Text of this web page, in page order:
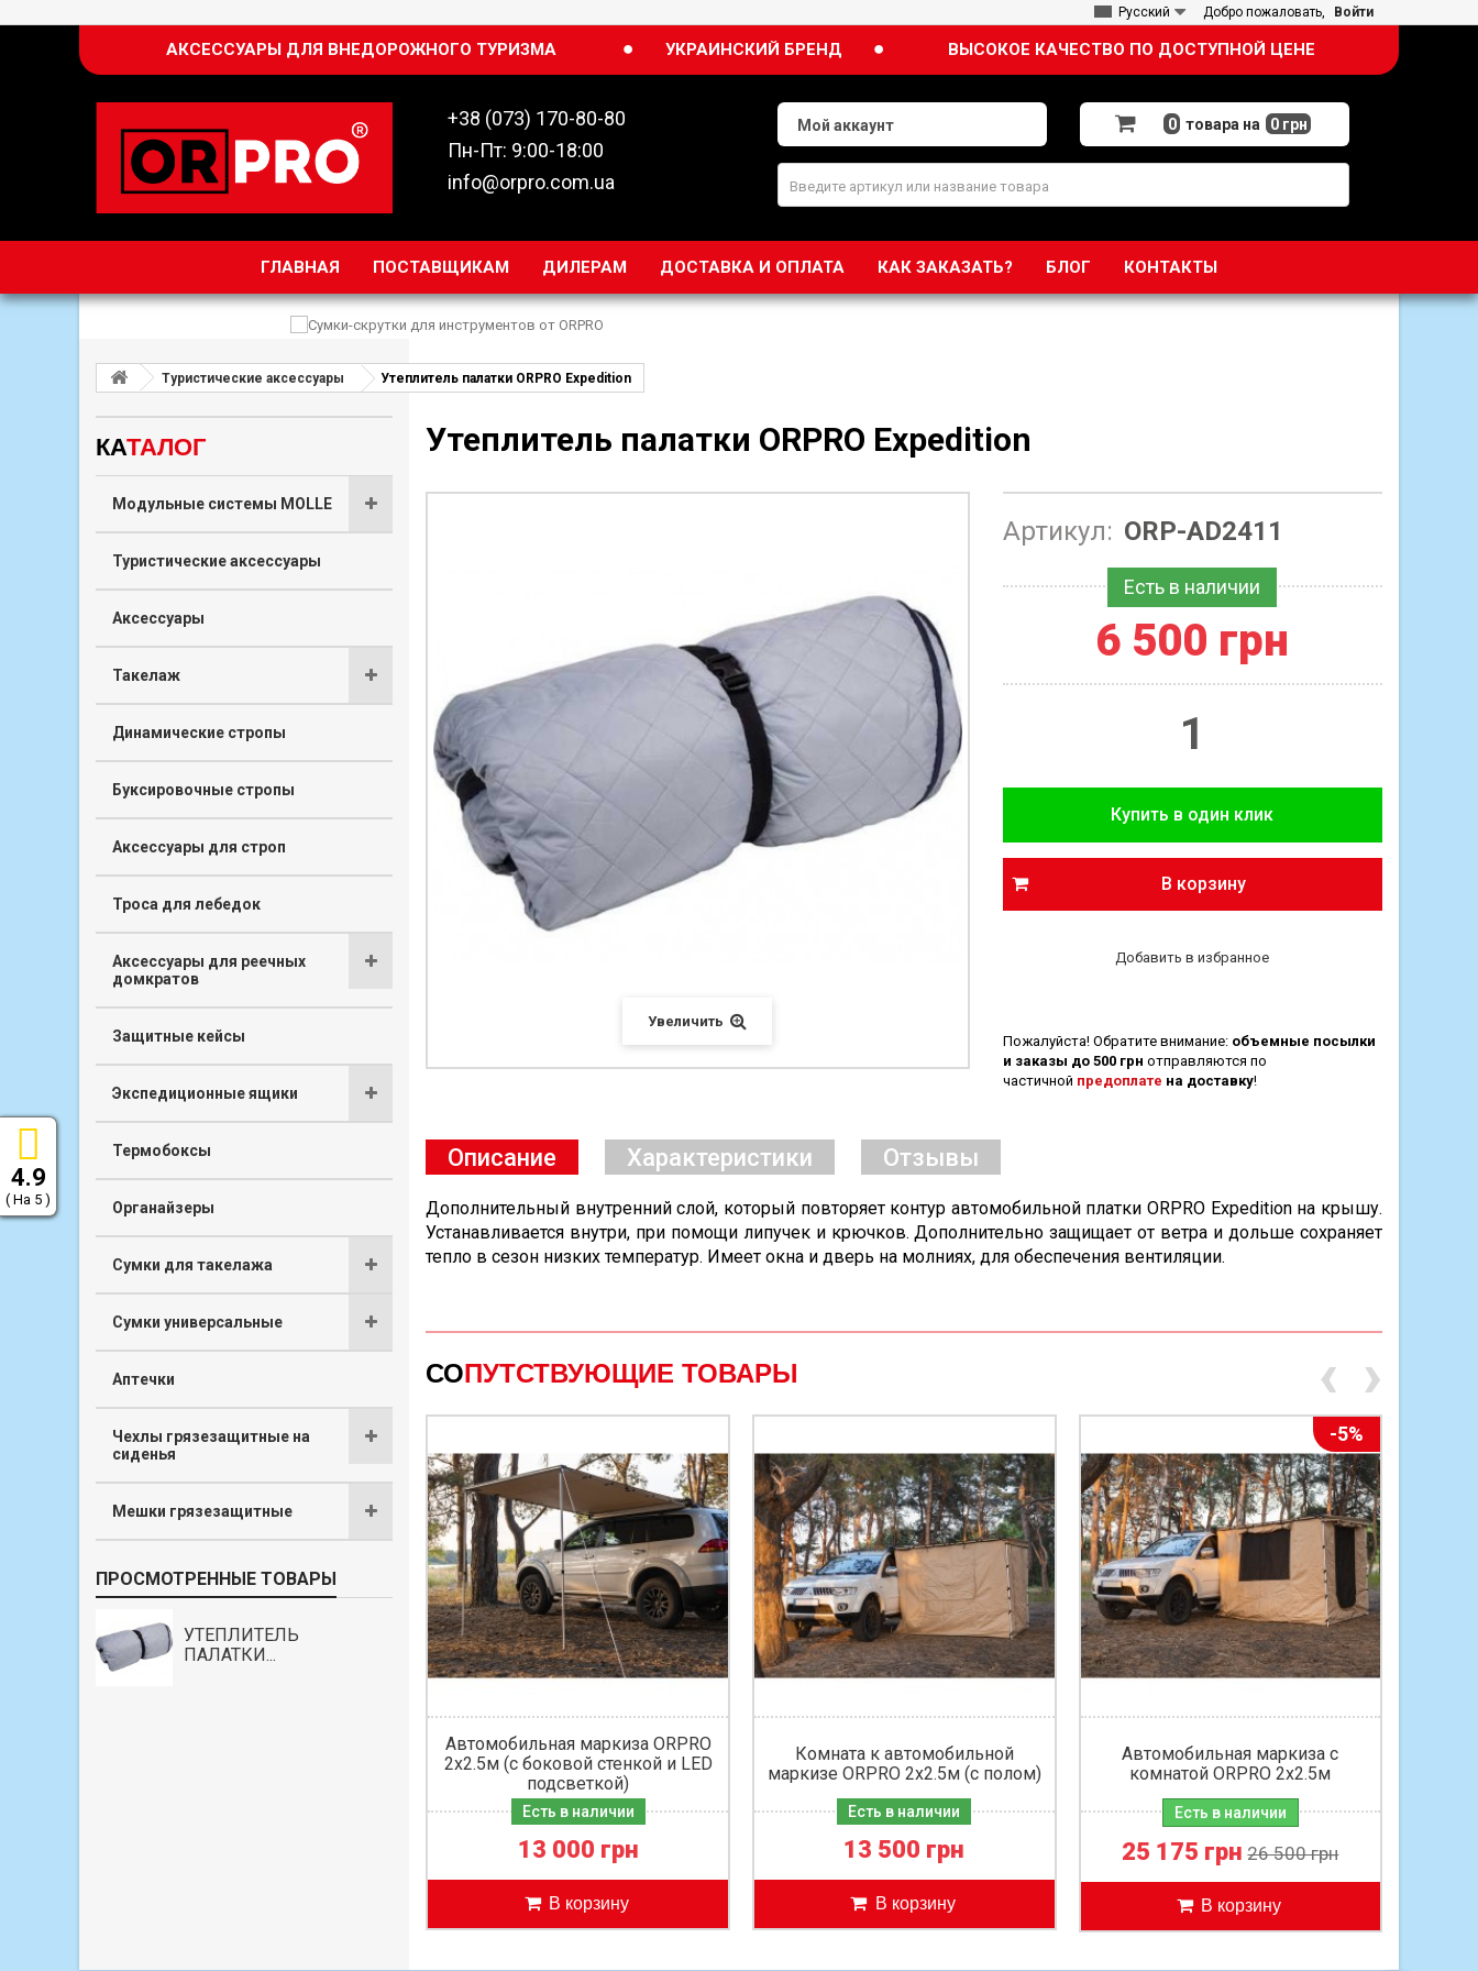
Добро пожаловать, Войти
Русский
АКСЕССУАРЫ ДЛЯ ВНЕДОРОЖНОГО ТУРИЗМА ● УКРАИНСКИЙ БРЕНД ● ВЫСОКОЕ КАЧЕСТВО ПО ДОСТУПНОЙ ЦЕНЕ
+38 (073) 170-80-80
Пн-Пт: 9:00-18:00
info@orpro.com.ua
Мой аккаунт 0 товара на 0 грн
ГЛАВНАЯ ПОСТАВЩИКАМ ДИЛЕРАМ ДОСТАВКА И ОПЛАТА КАК ЗАКАЗАТЬ? БЛОГ КОНТАКТЫ
Туристические аксессуары Утеплитель палатки ORPRO Expedition
КАТАЛОГ
Модульные системы MOLLE
Туристические аксессуары
Аксессуары
Такелаж
Динамические стропы
Буксировочные стропы
Аксессуары для строп
Троса для лебедок
Аксессуары для реечных
домкратов
Защитные кейсы
Экспедиционные ящики
Термобоксы
Органайзеры
Сумки для такелажа
Сумки универсальные
Аптечки
Чехлы грязезащитные на
сиденья
Мешки грязезащитные
ПРОСМОТРЕННЫЕ ТОВАРЫ
УТЕПЛИТЕЛЬ
ПАЛАТКИ...
Утеплитель палатки ORPRO Expedition
Увеличить
Артикул: ORP-AD2411
Есть в наличии
6 500 грн
В корзину
Добавить в избранное
Пожалуйста! Обратите внимание: объемные посылки
и заказы до 500 грн отправляются по
частичной предоплате на доставку!
Описание Характеристики Отзывы
Дополнительный внутренний слой, который повторяет контур автомобильной платки ORPRO Expedition на крышу.
Устанавливается внутри, при помощи липучек и крючков. Дополнительно защищает от ветра и дольше сохраняет
тепло в сезон низких температур. Имеет окна и дверь на молниях, для обеспечения вентиляции.
СОПУТСТВУЮЩИЕ ТОВАРЫ
Автомобильная маркиза ORPRO
2х2.5м (с боковой стенкой и LED
подсветкой)
Есть в наличии
13 000 грн
В корзину
Комната к автомобильной
маркизе ORPRO 2х2.5м (с полом)
Есть в наличии
13 500 грн
В корзину
Автомобильная маркиза с
комнатой ORPRO 2х2.5м
Есть в наличии
25 175 грн 26 500 грн
-5%
В корзину
‹ ›
4.9
( На 5 )